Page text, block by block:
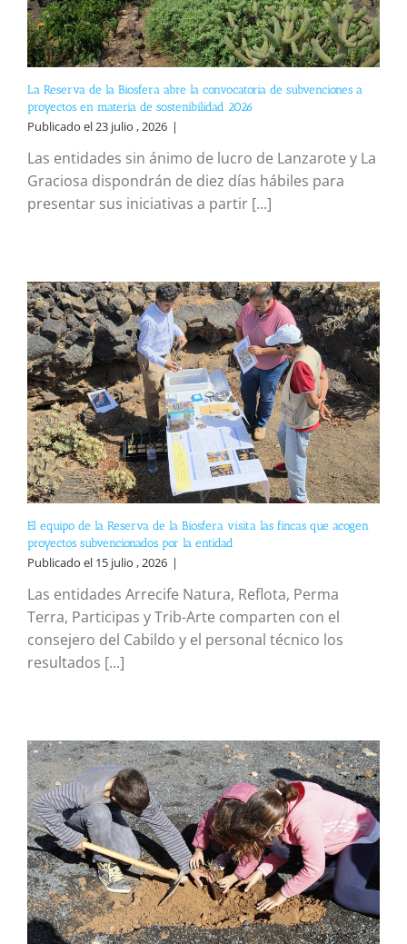
La Reserva de la Biosfera abre la convocatoria de subvenciones a
proyectos en materia de sostenibilidad 2026
Publicado el 23 julio , 2026 |
Las entidades sin ánimo de lucro de Lanzarote y La
Graciosa dispondrán de diez días hábiles para
presentar sus iniciativas a partir [...]
El equipo de la Reserva de la Biosfera visita las fincas que acogen
proyectos subvencionados por la entidad
Publicado el 15 julio , 2026 |
Las entidades Arrecife Natura, Reflota, Perma
Terra, Participas y Trib-Arte comparten con el
consejero del Cabildo y el personal técnico los
resultados [...]